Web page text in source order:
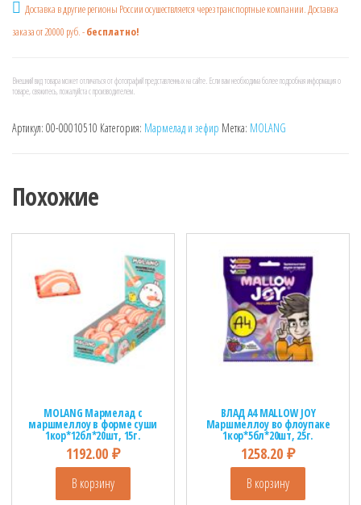
Доставка в другие регионы России осушествляется через транспортные компании. Доставка
заказа от 20000 руб. -бесплатно!
Внешний вид товара может отличаться от фотографий представленных на сайте. Если вам необходима более подробная информация о
товаре, свяжитесь, пожалуйста с производителем.
Артикул: 00-00010510 Категория: Мармелад и зефир Метка: MOLANG
Похожие
MOLANG Мармелад с
маршмеллоу в форме суши
1кор*12бл*20шт, 15г.
1192.00 ₽
В корзину
ВЛАД А4 MALLOW JOY
Маршмеллоу во флоупаке
1кор*5бл*20шт, 25г.
1258.20₽
В корзину